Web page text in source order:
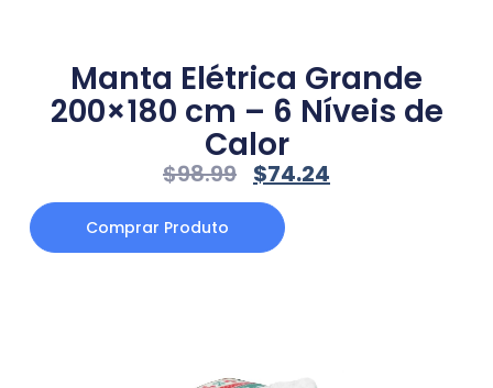
Manta Elétrica Grande
200×180 cm – 6 Níveis de
Calor
$98.99 $74.24
Comprar Produto